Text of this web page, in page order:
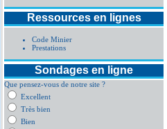
Ressources en lignes
Code Minier
Prestations
Sondages en ligne
Que pensez-vous de notre site ?
Excellent
Très bien
Bien